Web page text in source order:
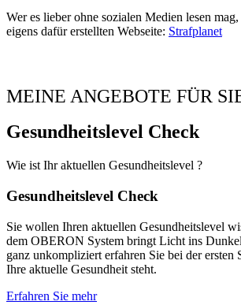
Wer es lieber ohne sozialen Medien lesen
eigens dafür erstellten Webseite: Strafplanet
MEINE ANGEBOTE FÜR
Gesundheitslevel Check
Wie ist Ihr aktuellen Gesundheitslevel ?
Gesundheitslevel Check
Sie wollen Ihren aktuellen Gesundheitslevel
dem OBERON System bringt Licht ins
ganz unkompliziert erfahren Sie bei der ersten
Ihre aktuelle Gesundheit steht.
Erfahren Sie mehr